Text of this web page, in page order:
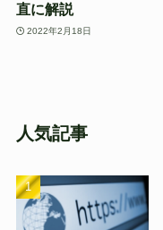
直に解説
2022年2月18日
人気記事